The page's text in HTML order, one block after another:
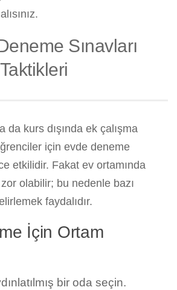
Sınavları
da kurs dışında ek çalışma
için evde deneme
etkilidir. Fakat ev ortamında
olabilir; bu nedenle bazı
faydalıdır.
İçin Ortam
bir oda seçin.